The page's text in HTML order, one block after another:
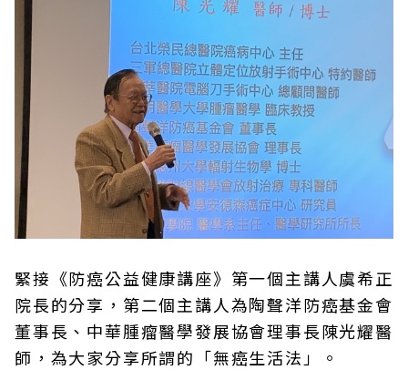
緊接《防癌公益健康講座》第一個主講人虞希正
院長的分享，第二個主講人為陶聲洋防癌基金會
董事長、中華腫瘤醫學發展協會理事長陳光耀醫
師，為大家分享所謂的「無癌生活法」。